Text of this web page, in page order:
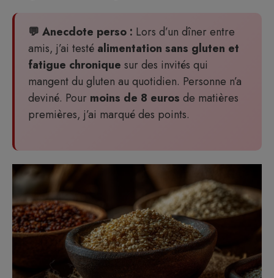
💬 Anecdote perso : Lors d’un dîner entre
amis, j’ai testé alimentation sans gluten et
fatigue chronique sur des invités qui
mangent du gluten au quotidien. Personne n’a
deviné. Pour moins de 8 euros de matières
premières, j’ai marqué des points.